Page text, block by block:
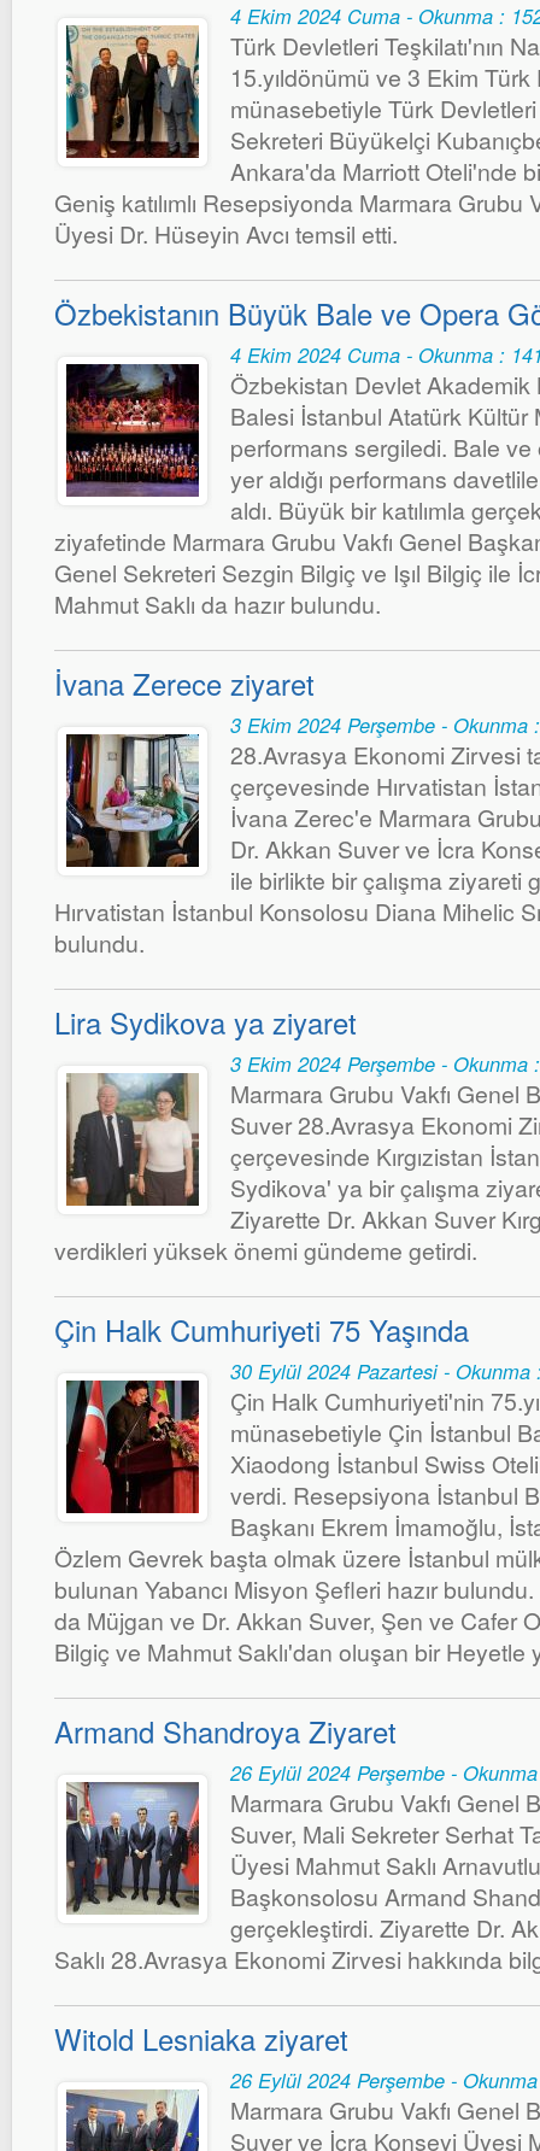
4 Ekim 2024 Cuma - Okunma :
Türk Devletleri Teşkilatı'nın
15.yıldönümü ve 3 Ekim
münasebetiyle Türk Devletleri
Sekreteri Büyükelçi
Ankara'da Marriott Oteli'nde
Geniş katılımlı Resepsiyonda Marmara Grubu
Üyesi Dr. Hüseyin Avcı temsil etti.
Özbekistanın Büyük Bale ve Opera
4 Ekim 2024 Cuma - Okunma :
Özbekistan Devlet
Balesi İstanbul Atatürk
performans sergiledi. Bale ve
yer aldığı performans
aldı. Büyük bir katılımla
ziyafetinde Marmara Grubu Vakfı Genel
Genel Sekreteri Sezgin Bilgiç ve Işıl Bilgiç ile
Mahmut Saklı da hazır bulundu.
İvana Zerece ziyaret
3 Ekim 2024 Perşembe - Okunma
28.Avrasya Ekonomi Zirvesi
çerçevesinde Hırvatistan
İvana Zerec'e Marmara
Dr. Akkan Suver ve İcra
ile birlikte bir çalışma ziyareti
Hırvatistan İstanbul Konsolosu Diana Mihelic
bulundu.
Lira Sydikova ya ziyaret
3 Ekim 2024 Perşembe - Okunma
Marmara Grubu Vakfı Genel
Suver 28.Avrasya Ekonomi
çerçevesinde Kırgızistan
Sydikova' ya bir çalışma
Ziyarette Dr. Akkan Suver
verdikleri yüksek önemi gündeme getirdi.
Çin Halk Cumhuriyeti 75 Yaşında
30 Eylül 2024 Pazartesi - Okunma
Çin Halk Cumhuriyeti'nin
münasebetiyle Çin İstanbul
Xiaodong İstanbul Swiss
verdi. Resepsiyona İstanbul
Başkanı Ekrem İmamoğlu,
Özlem Gevrek başta olmak üzere İstanbul
bulunan Yabancı Misyon Şefleri hazır
da Müjgan ve Dr. Akkan Suver, Şen ve Cafer
Bilgiç ve Mahmut Saklı'dan oluşan bir Heyetle
Armand Shandroya Ziyaret
26 Eylül 2024 Perşembe -
Marmara Grubu Vakfı Genel
Suver, Mali Sekreter Serhat
Üyesi Mahmut Saklı
Başkonsolosu Armand
gerçekleştirdi. Ziyarette Dr.
Saklı 28.Avrasya Ekonomi Zirvesi hakkında
Witold Lesniaka ziyaret
26 Eylül 2024 Perşembe -
Marmara Grubu Vakfı Genel
Suver ve İcra Konseyi Üyesi